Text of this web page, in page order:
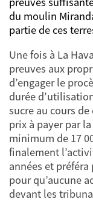
du moulin
partie de ces
Une fois à La
preuves aux
d’engager le
durée
sucre au cours
prix à payer par
minimum de 17
finalement
années et
pour qu’aucune
devant les